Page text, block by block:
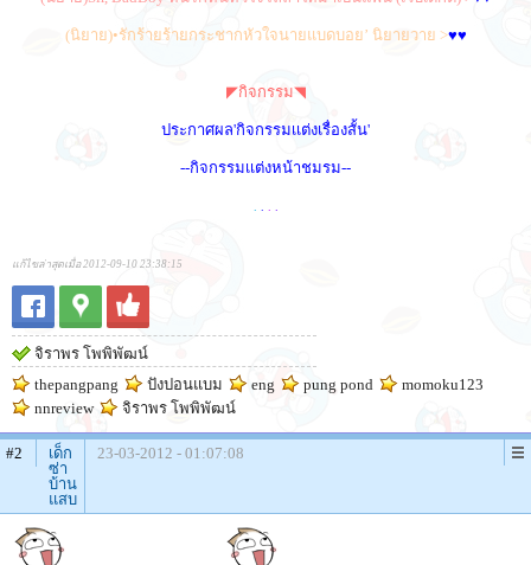
(นิยาย)•รักร้ายร้ายกระชากหัวใจนายแบดบอย’ นิยายวาย >♥♥
◤กิจกรรม◥
ประกาศผล'กิจกรรมเเต่งเรื่องสั้น'
--กิจกรรมเเต่งหน้าชมรม--
แก้ไขล่าสุดเมื่อ 2012-09-10 23:38:15
จิราพร โพพิพัฒน์
thepangpang
ปังปอนแบม eng pung pond
momoku123
nnreview
จิราพร โพพิพัฒน์
#2
เด็ก
ซ่า
บ้าน
แสบ
23-03-2012 - 01:07:08